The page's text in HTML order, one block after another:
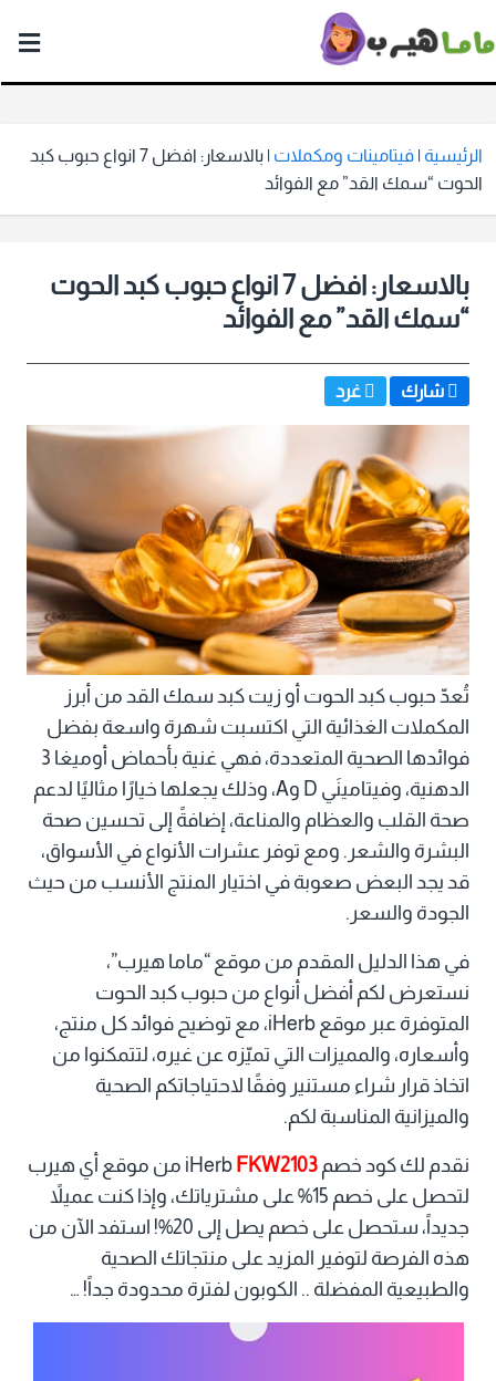
الرئيسية | فيتامينات ومكملات |
بالاسعار: افضل 7 انواع حبوب كبد
الحوت “سمك القد” مع الفوائد
بالاسعار: افضل 7 انواع حبوب كبد الحوت
“سمك القد” مع الفوائد
شارك غرد
تُعدّ حبوب كبد الحوت أو زيت كبد سمك القد من أبرز
المكملات الغذائية التي اكتسبت شهرة واسعة بفضل
فوائدها الصحية المتعددة، فهي غنية بأحماض أوميغا 3
الدهنية، وفيتامينَي D وA، وذلك يجعلها خيارًا مثاليًا لدعم
صحة القلب والعظام والمناعة، إضافةً إلى تحسين صحة
البشرة والشعر. ومع توفر عشرات الأنواع في الأسواق،
قد يجد البعض صعوبة في اختيار المنتج الأنسب من حيث
الجودة والسعر.
في هذا الدليل المقدم من موقع “ماما هيرب”،
نستعرض لكم أفضل أنواع من حبوب كبد الحوت
المتوفرة عبر موقع iHerb، مع توضيح فوائد كل منتج،
وأسعاره، والمميزات التي تميّزه عن غيره، لتتمكنوا من
اتخاذ قرار شراء مستنير وفقًا لاحتياجاتكم الصحية
والميزانية المناسبة لكم.
نقدم لك كود خصم iHerb FKW2103
من موقع أي هيرب
لتحصل على خصم 15% على مشترياتك، وإذا كنت عميلاً
جديداً، ستحصل على خصم يصل إلى 20%! استفد الآن من
هذه الفرصة لتوفير المزيد على منتجاتك الصحية
والطبيعية المفضلة .. الكوبون لفترة محدودة جداً! …